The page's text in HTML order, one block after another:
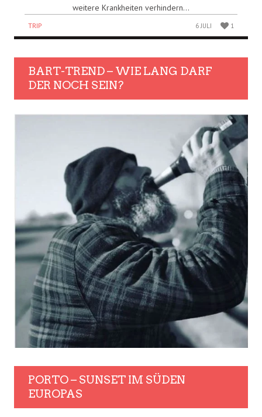
weitere Krankheiten verhindern...
TRIP 6 JULI 1
BART-TREND – WIE LANG DARF
DER NOCH SEIN?
PORTO – SUNSET IM SÜDEN
EUROPAS